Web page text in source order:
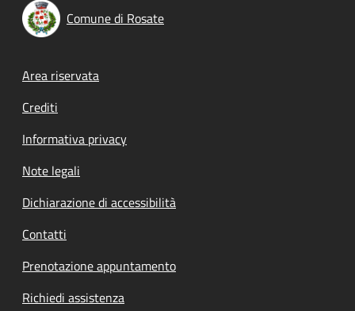
Comune di Rosate
Footer menu
Area riservata
Crediti
Informativa privacy
Note legali
Dichiarazione di accessibilità
Contatti
Prenotazione appuntamento
Richiedi assistenza